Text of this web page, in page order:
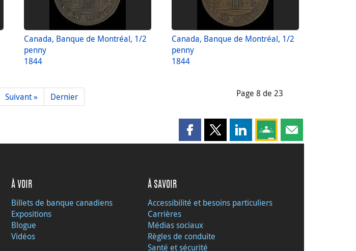
Canada, Banque de Montréal, 1/2
penny
1844
Canada, Banque de Montréal, 1/2
penny
1844
Suivant » Dernier Page 8 de 23
Partager cette page sur Facebook
Partager cette page sur X
Partager cette page sur
Partagez cette page sur
Partager cette
À VOIR
Billets de banque canadiens
Expositions
Blogue
Vidéos
À SAVOIR
Accessibilité et besoins particuliers
Carrières
Médias sociaux
Règles de conduite
Santé et sécurité